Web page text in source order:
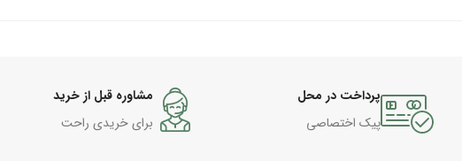
پرداخت در محل
پیک اختصاصی
مشاوره قبل از خرید
برای خریدی راحت